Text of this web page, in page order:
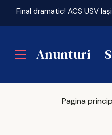
Anunturi
Pagina